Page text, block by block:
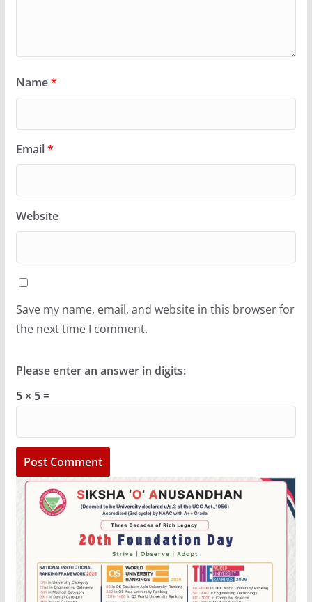
Name*
Email*
Website
Save my name, email, and website in this browser for
the next time I comment.
Please enter an answer in digits:
5 × 5 =